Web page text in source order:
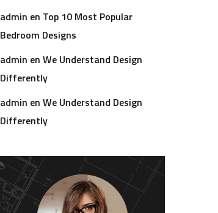
admin en Top 10 Most Popular
Bedroom Designs
admin en We Understand Design
Differently
admin en We Understand Design
Differently